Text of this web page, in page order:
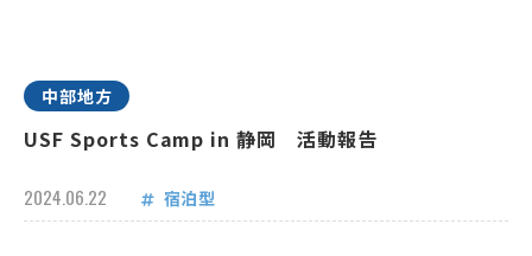
中部地方
USF Sports Camp in 静岡 活動報告
2024.06.22 宿泊型